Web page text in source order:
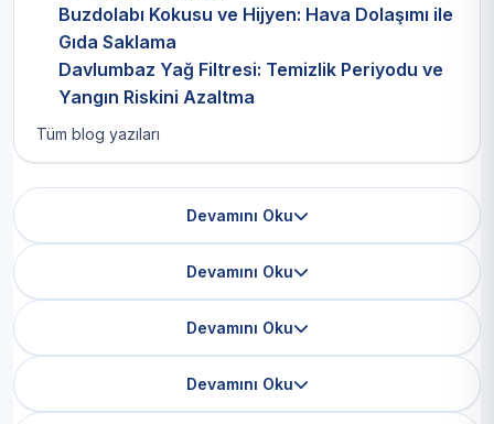
Buzdolabı Kokusu ve Hijyen: Hava Dolaşımı ile
Gıda Saklama
Davlumbaz Yağ Filtresi: Temizlik Periyodu ve
Yangın Riskini Azaltma
Tüm blog yazıları
Devamını Oku
Devamını Oku
Devamını Oku
Devamını Oku